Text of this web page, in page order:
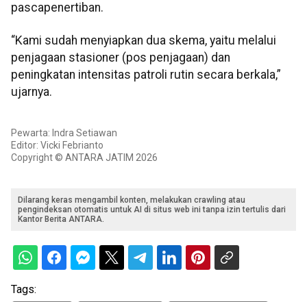
pascapenertiban.
“Kami sudah menyiapkan dua skema, yaitu melalui
penjagaan stasioner (pos penjagaan) dan
peningkatan intensitas patroli rutin secara berkala,”
ujarnya.
Pewarta: Indra Setiawan
Editor: Vicki Febrianto
Copyright © ANTARA JATIM 2026
Dilarang keras mengambil konten, melakukan crawling atau
pengindeksan otomatis untuk AI di situs web ini tanpa izin tertulis dari
Kantor Berita ANTARA.
Tags: